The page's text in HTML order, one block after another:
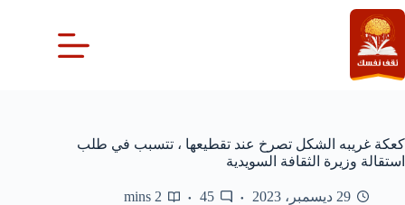
التجاوز
إلى
المحتوى
كعكة غريبه الشكل تصرخ عند تقطيعها ، تتسبب في طلب
استقالة وزيرة الثقافة السويدية
29 ديسمبر، 2023 45
2 mins